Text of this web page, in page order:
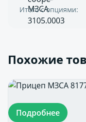
Итого с опциями:
Похожие
Подробнее